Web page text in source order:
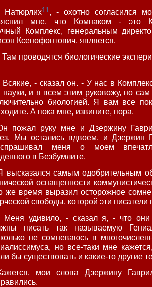
Натюрлих11, - охотно согласился
мне, что Комнаком - это
Комплекс, генеральным
Ксенофонтович, является.
Там проводятся биологические
Всякие, - сказал он. - У нас в
науки, и я всем этим руковожу, но
биологией. Я вам все
А пока мне, извините, пора.
пожал руку мне и Дзержину
Мы остались вдвоем, и Дзержин
меня о моем
в Безбумлите.
высказался самым одобрительным
оснащенности
же время выразил осторожное
свободы, которой эти писатели
Меня удивило, - сказал я, - что они
писать так называемую
не сомневаюсь в
но все-таки мне
бы существовать и какие-то другие
мои слова Дзержину